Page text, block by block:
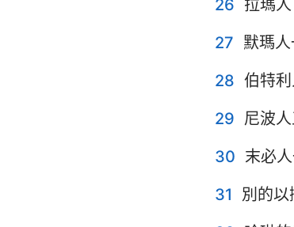
26 拉瑪
27 默瑪人
28 伯特
29 尼波人
30 末必
31
別的以